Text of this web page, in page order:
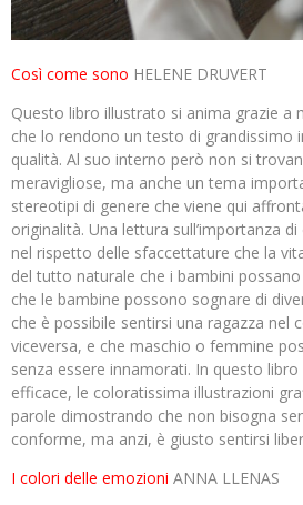
Così come sono HELENE DRUVERT
Questo libro illustrato si anima grazie a
che lo rendono un testo di grandissimo
qualità. Al suo interno però non si
meravigliose, ma anche un tema
stereotipi di genere che viene qui
originalità. Una lettura sull’importanza
nel rispetto delle sfaccettature che la
del tutto naturale che i bambini
che le bambine possono sognare di
che è possibile sentirsi una ragazza nel
viceversa, e che maschio o femmine
senza essere innamorati. In questo
efficace, le coloratissima illustrazioni
parole dimostrando che non bisogna
conforme, ma anzi, è giusto sentirsi
I colori delle emozioni ANNA LLENAS